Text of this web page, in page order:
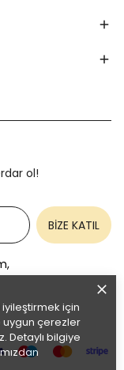
için
çerezler
Detaylı bilgiye
ol!
BİZE KATIL